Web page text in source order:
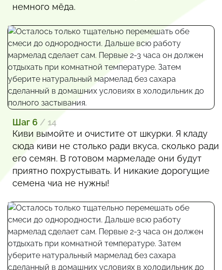
немного мёда.
Шаг 6 / 14
Киви вымойте и очистите от шкурки. Я кладу
сюда киви не столько ради вкуса, сколько ради
его семян. В готовом мармеладе они будут
приятно похрустывать. И никакие дорогущие
семена чиа не нужны!